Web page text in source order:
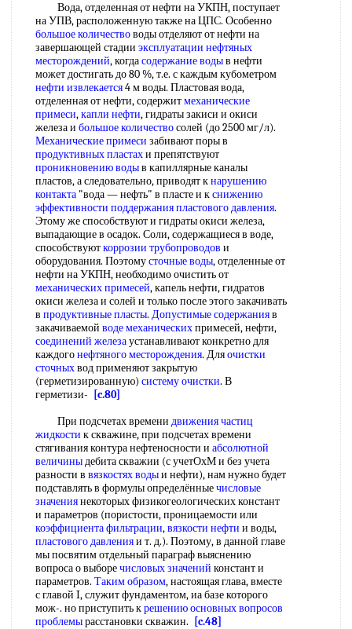
Вода, отделенная от нефти на УКПН, поступает
на УПВ, расположенную также на ЦПС. Особенно
большое количествоводы отделяют от нефти на
завершающей стадии эксплуатации нефтяных
месторождений, когдасодержание водыв нефти
может достигать до 80 %, т.е. с каждым кубометром
нефти извлекается4 м воды. Пластовая вода,
отделенная от нефти, содержитмеханические
примеси,капли нефти, гидраты закиси и окиси
железа и большое количествосолей (до 2500 мг/л).
Механические примеси забивают поры в
продуктивных пластахи препятствуют
проникновению водыв капиллярные каналы
пластов, а следовательно, приводят кнарушению
контакта "вода — нефть" в пласте и кснижению
эффективности поддержания пластового давления.
Этому же способствуют и гидраты окиси железа,
выпадающие в осадок. Соли, содержащиеся в воде,
способствуюткоррозии трубопроводов и
оборудования. Поэтомусточные воды, отделенные от
нефти на УКПН, необходимо очистить от
механических примесей, капель нефти, гидратов
окиси железа и солей и только после этого закачивать
в продуктивные пласты. Допустимые содержанияв
закачиваемой воде механическихпримесей, нефти,
соединений железаустанавливают конкретно для
каждогонефтяного месторождения. Дляочистки
сточныхвод применяют закрытую
(герметизированную) систему очистки. В
герметизи-
[c.80]
При подсчетах времени движения частиц
жидкости к скважине, при подсчетах времени
стягивания контура нефтеносности и абсолютной
величиныдебита скважии (с учетОхМ и без учета
разности в вязкостях водыи нефти), нам нужно будет
подставлять в формулы определённыечисловые
значениянекоторых физикогеологических констант
и параметров (пористости, проницаемости или
коэффициента фильтрации,вязкости нефти и воды,
пластового давленияи т. д.). Поэтому, в данной главе
мы посвятим отдельный параграф выяснению
вопроса о выборечисловых значений констант и
параметров. Таким образом, настоящая глава, вместе
с главой I, служит фундаментом, иа базе которого
мож-. но приступить крешению основныхвопросов
проблемырасстановки скважин. [c.48]